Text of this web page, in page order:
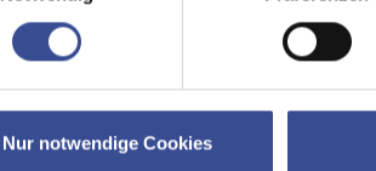
Nur notwendige Cookies